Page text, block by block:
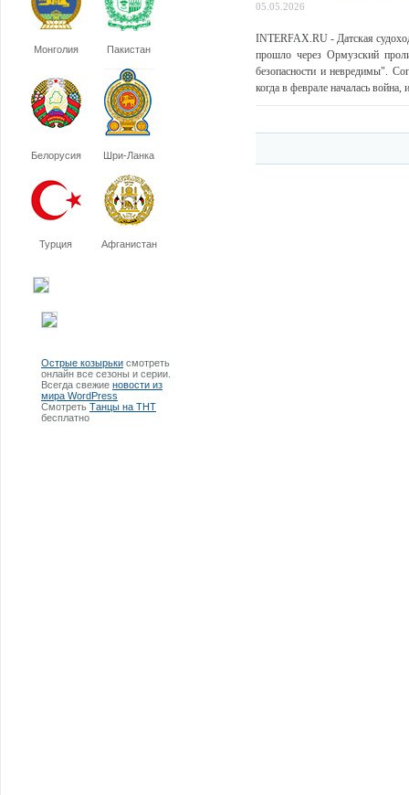
Монголия Пакистан
Белорусия Шри-Ланка
Турция Афганистан
Острые козырьки смотреть
онлайн все сезоны и серии.
Всегда свежие новости из
мира WordPress
Смотреть Танцы на ТНТ
бесплатно
05.05.2026
INTERFAX.RU - Датская
прошло через Ормузский
безопасности и невредимы".
когда в феврале началась